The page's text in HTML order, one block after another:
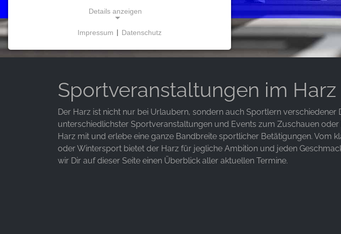
Sportveranstaltungen im Harz
Der Harz ist nicht nur bei Urlaubern, sondern auch Sportlern verschiedener
unterschiedlichster Sportveranstaltungen und Events zum Zuschauen
Harz mit und erlebe eine ganze Bandbreite sportlicher Betätigungen. Vom
oder Wintersport bietet der Harz für jegliche Ambition und jeden
wir Dir auf dieser Seite einen Überblick aller aktuellen Termine.
Details anzeigen
Diese Cookies ermöglichen grundlegende
MARKETING
Marketing Cookies werden von Drittanbietern
verwendet, um personalisierte Werbung
anzuzeigen. Sie tun dies, indem sie Besucher über
Impressum | Datenschutz